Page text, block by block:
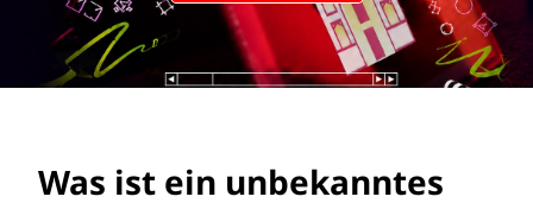
k
Was ist ein unbekanntes